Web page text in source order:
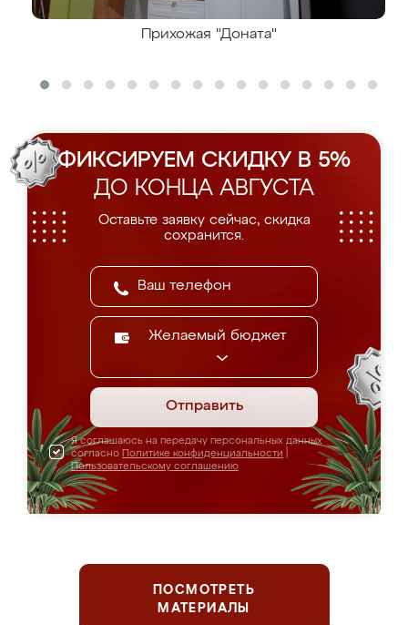
Прихожая "Доната"
ФИКСИРУЕМ СКИДКУ В 5%
ДО КОНЦА АВГУСТА
Оставьте заявку сейчас, скидка
сохранится.
Желаемый бюджет
Отправить
Я соглашаюсь на передачу персональных данных
согласно Политике конфиденциальности
Пользовательскому соглашению
ПОСМОТРЕТЬ
МАТЕРИАЛЫ